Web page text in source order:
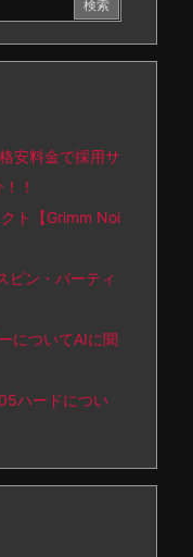
安料金で採用サ
！
ト【Grimm Noi
ン・バーティ
についてAIに聞
ハードについ